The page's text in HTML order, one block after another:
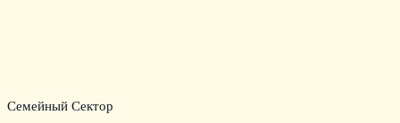
Семейный Сектор